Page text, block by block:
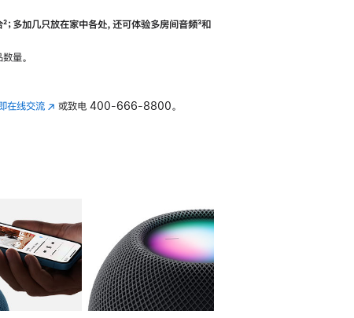
脚
²；多加几只放在家中各处，还可体验多‍房‍间音频脚
³和
量。
在线交流(在 或致电 400-666-8800。
图像 4 图库 图像 5